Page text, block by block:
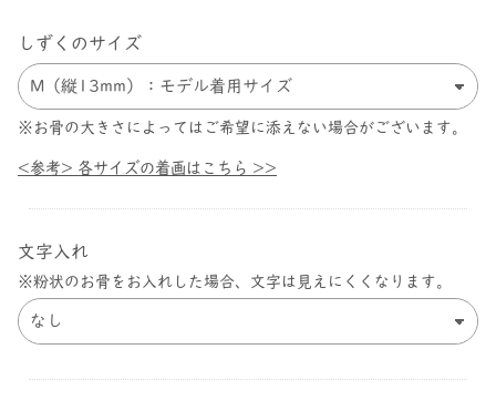
しずくのサイズ
※お骨の大きさによってはご希望に添えない場合がございます。
<参考> 各サイズの着画はこちら >>
文字入れ
※粉状のお骨をお入れした場合、文字は見えにくくなります。